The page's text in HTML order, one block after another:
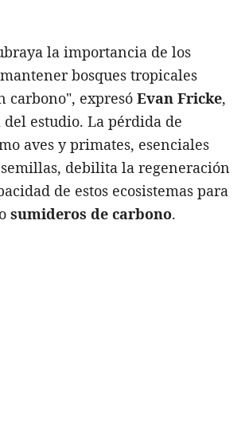
la importancia de los
bosques tropicales
carbono", expresó Evan Fricke,
estudio. La pérdida de
aves y primates, esenciales
debilita la regeneración
de estos ecosistemas para
sumideros de carbono.